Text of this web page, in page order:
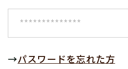
→パスワードを忘れた方